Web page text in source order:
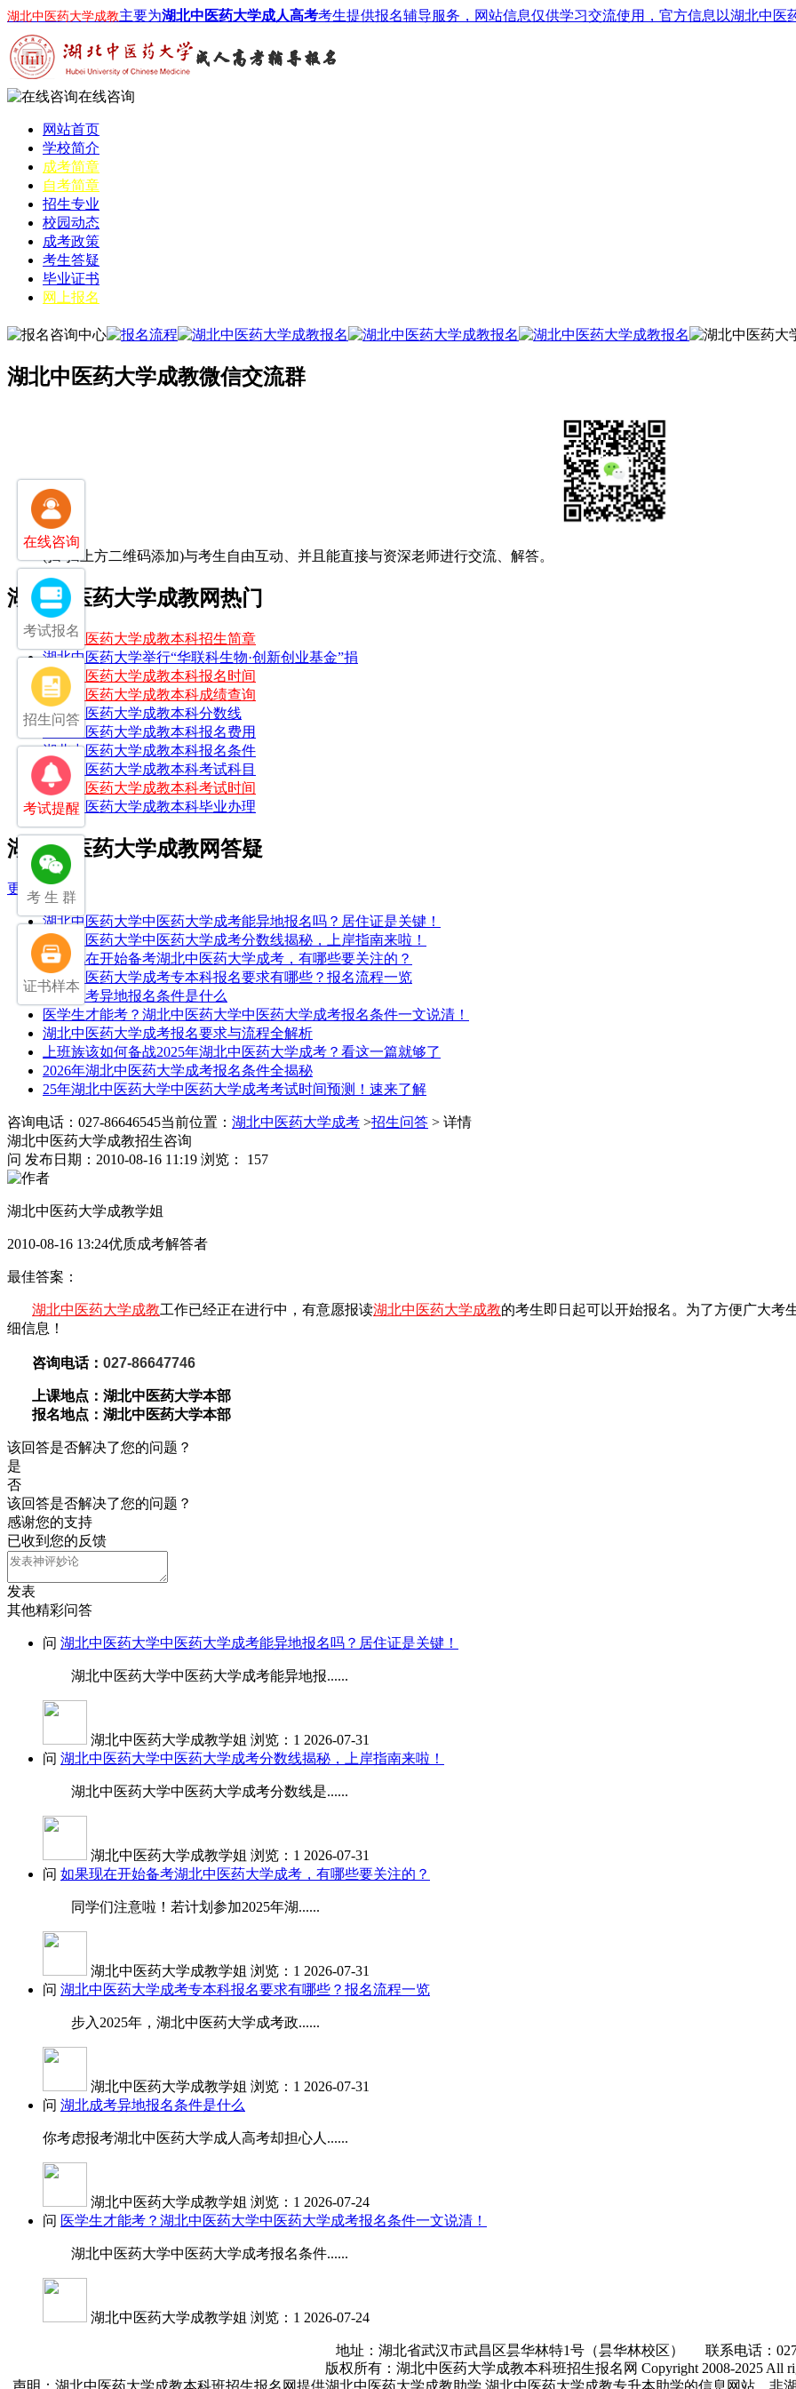
湖北中医药大学成教主要为湖北中医药大学成人高考考生提供报名辅导服务，网站信息仅供学习交流使用，官方信息以湖北中医
在线咨询
网站首页
学校简介
成考简章
自考简章
招生专业
校园动态
成考政策
考生答疑
毕业证书
网上报名
湖北中医药大学成教微信交流群
(扫-扫上方二维码添加)与考生自由互动、并且能直接与资深老师进行交流、解答。
湖北中医药大学成教网热门
湖北中医药大学成教本科招生简章
湖北中医药大学举行“华联科生物·创新创业基金”捐
湖北中医药大学成教本科报名时间
湖北中医药大学成教本科成绩查询
湖北中医药大学成教本科分数线
湖北中医药大学成教本科报名费用
湖北中医药大学成教本科报名条件
湖北中医药大学成教本科考试科目
湖北中医药大学成教本科考试时间
湖北中医药大学成教本科毕业办理
湖北中医药大学成教网答疑
更多
湖北中医药大学中医药大学成考能异地报名吗？居住证是关键！
湖北中医药大学中医药大学成考分数线揭秘，上岸指南来啦！
如果现在开始备考湖北中医药大学成考，有哪些要关注的？
湖北中医药大学成考专本科报名要求有哪些？报名流程一览
湖北成考异地报名条件是什么
医学生才能考？湖北中医药大学中医药大学成考报名条件一文说清！
湖北中医药大学成考报名要求与流程全解析
上班族该如何备战2025年湖北中医药大学成考？看这一篇就够了
2026年湖北中医药大学成考报名条件全揭秘
25年湖北中医药大学中医药大学成考考试时间预测！速来了解
咨询电话：027-86646545当前位置： 湖北中医药大学成考 >招生问答 > 详情
湖北中医药大学成教招生咨询
问 发布日期：2010-08-16 11:19 浏览： 157
湖北中医药大学成教学姐
2010-08-16 13:24优质成考解答者
最佳答案：
湖北中医药大学成教工作已经正在进行中，有意愿报读湖北中医药大学成教的考生即日起可以开始报名。为了方便广大考
细信息！
咨询电话： 027-86647746
上课地点： 湖北中医药大学本部
报名地点： 湖北中医药大学本部
该回答是否解决了您的问题？
是
否
该回答是否解决了您的问题？
感谢您的支持
已收到您的反馈
发表
其他精彩问答
问 湖北中医药大学中医药大学成考能异地报名吗？居住证是关键！
湖北中医药大学中医药大学成考能异地报......
湖北中医药大学成教学姐 浏览：1 2026-07-31
问 湖北中医药大学中医药大学成考分数线揭秘，上岸指南来啦！
湖北中医药大学中医药大学成考分数线是......
湖北中医药大学成教学姐 浏览：1 2026-07-31
问 如果现在开始备考湖北中医药大学成考，有哪些要关注的？
同学们注意啦！若计划参加2025年湖......
湖北中医药大学成教学姐 浏览：1 2026-07-31
问 湖北中医药大学成考专本科报名要求有哪些？报名流程一览
步入2025年，湖北中医药大学成考政......
湖北中医药大学成教学姐 浏览：1 2026-07-31
问 湖北成考异地报名条件是什么
你考虑报考湖北中医药大学成人高考却担心人......
湖北中医药大学成教学姐 浏览：1 2026-07-24
问 医学生才能考？湖北中医药大学中医药大学成考报名条件一文说清！
湖北中医药大学中医药大学成考报名条件......
湖北中医药大学成教学姐 浏览：1 2026-07-24
地址：湖北省武汉市武昌区昙华林特1号（昙华林校区） 联系电话：
版权所有：湖北中医药大学成教本科班招生报名网 Copyright 2008-2025 All
在线咨询
考试报名
招生问答
考试提醒
考 生 群
证书样本